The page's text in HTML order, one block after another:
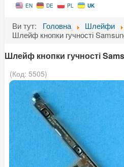
EN DE PL UK
Ви тут: Головна
Шлейфи
Шлейф кнопки гучності
Шлейф кнопки гучності
(Код: 5505)